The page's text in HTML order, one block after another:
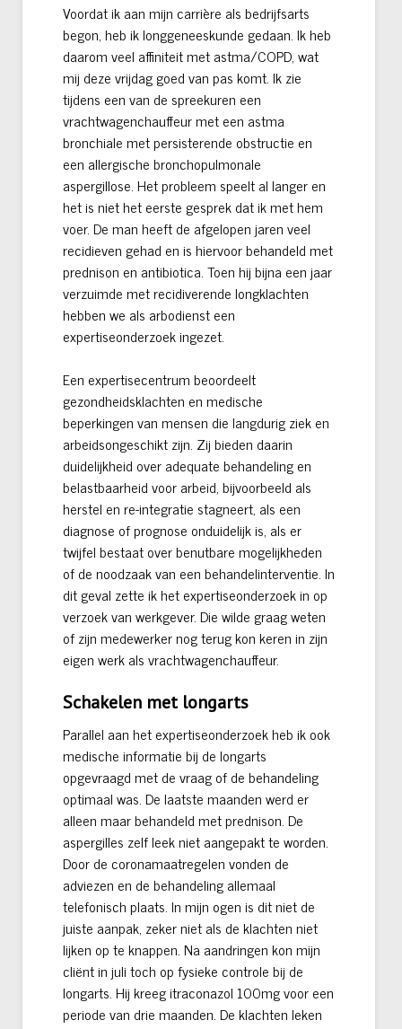
Voordat ik aan mijn carrière als bedrijfsarts
begon, heb ik longgeneeskunde gedaan. Ik heb
daarom veel affiniteit met astma/COPD, wat
mij deze vrijdag goed van pas komt. Ik zie
tijdens een van de spreekuren een
vrachtwagenchauffeur met een astma
bronchiale met persisterende obstructie en
een allergische bronchopulmonale
aspergillose. Het probleem speelt al langer en
het is niet het eerste gesprek dat ik met hem
voer. De man heeft de afgelopen jaren veel
recidieven gehad en is hiervoor behandeld met
prednison en antibiotica. Toen hij bijna een jaar
verzuimde met recidiverende longklachten
hebben we als arbodienst een
expertiseonderzoek ingezet.
Een expertisecentrum beoordeelt
gezondheidsklachten en medische
beperkingen van mensen die langdurig ziek en
arbeidsongeschikt zijn. Zij bieden daarin
duidelijkheid over adequate behandeling en
belastbaarheid voor arbeid, bijvoorbeeld als
herstel en re-integratie stagneert, als een
diagnose of prognose onduidelijk is, als er
twijfel bestaat over benutbare mogelijkheden
of de noodzaak van een behandelinterventie. In
dit geval zette ik het expertiseonderzoek in op
verzoek van werkgever. Die wilde graag weten
of zijn medewerker nog terug kon keren in zijn
eigen werk als vrachtwagenchauffeur.
Schakelen met longarts
Parallel aan het expertiseonderzoek heb ik ook
medische informatie bij de longarts
opgevraagd met de vraag of de behandeling
optimaal was. De laatste maanden werd er
alleen maar behandeld met prednison. De
aspergilles zelf leek niet aangepakt te worden.
Door de coronamaatregelen vonden de
adviezen en de behandeling allemaal
telefonisch plaats. In mijn ogen is dit niet de
juiste aanpak, zeker niet als de klachten niet
lijken op te knappen. Na aandringen kon mijn
cliënt in juli toch op fysieke controle bij de
longarts. Hij kreeg itraconazol 100mg voor een
periode van drie maanden. De klachten leken